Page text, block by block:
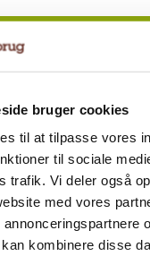
bruger cookies
til at tilpasse vores
til sociale
trafik. Vi deler også
med vores
kombinere disse
til
til ejendom i